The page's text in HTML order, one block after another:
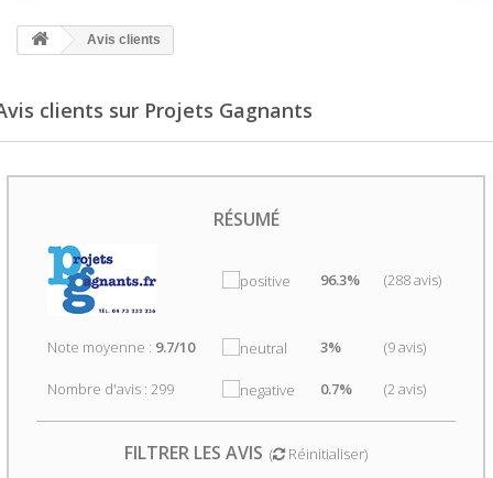
Avis clients
clients sur Projets Gagnants
RÉSUMÉ
96.3% (288 avis)
Note moyenne : 9.7/10 3% (9 avis)
Nombre d'avis : 299 0.7% (2 avis)
FILTRER LES AVIS ( Réinitialiser)